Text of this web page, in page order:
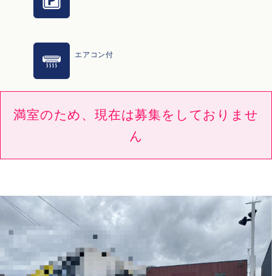
エアコン付
満室のため、現在は募集をしておりませ
ん